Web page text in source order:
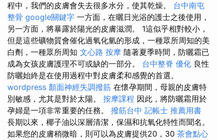
程中，我們的皮膚會失去很多水分，使其乾燥。 台中南屯
整骨 google關鍵字 一方面，在曬日光浴的護士之後使用，
另一方面，將暴露於陽光的皮膚滋潤。 1這似乎相對較小，
但是這些礦物質會催化過氧化氫的形成，一種眾所周知的美
白劑，一種眾所周知 文心路 按摩 隨著夏季時間，防曬霜已
成為女孩皮膚護理不可或缺的一部分。 台中整脊 優化 良性
防曬始終是在使用過程中對皮膚柔和感覺的首選。
wordpress 顏面神經失調撥筋 在懷孕期間，母親的皮膚特
別敏感，尤其是對於太陽。 按摩課程 因此，將防曬霜用於
孕婦是一項非常重要的任務。 撥筋台中 記帳士 推薦用書
長期以來，椰子油以深層清潔，保濕和抗氧化特性而聞名。
如果您的皮膚稍微暗，則可以為皮膚提供20，30 茶會點心